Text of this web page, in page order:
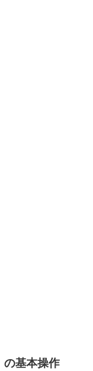
の基本操作